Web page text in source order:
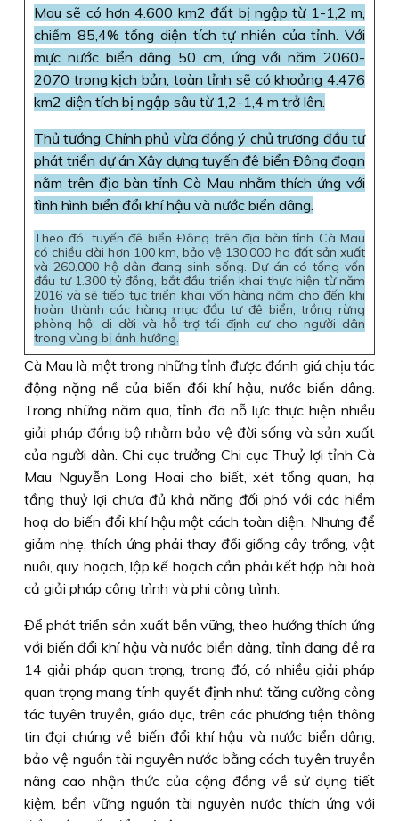
Mau sẽ có hơn 4.600 km2 đất bị ngập từ 1-1,2 m,
chiếm 85,4% tổng diện tích tự nhiên của tỉnh. Với
mực nước biển dâng 50 cm, ứng với năm 2060-
2070 trong kịch bản, toàn tỉnh sẽ có khoảng 4.476
km2 diện tích bị ngập sâu từ 1,2-1,4 m trở lên.
Thủ tướng Chính phủ vừa đồng ý chủ trương đầu tư
phát triển dự án Xây dựng tuyến đê biển Ðông đoạn
nằm trên địa bàn tỉnh Cà Mau nhằm thích ứng với
tình hình biển đổi khí hậu và nước biển dâng.
Theo đó, tuyến đê biển Ðông trên địa bàn tỉnh Cà Mau
có chiều dài hơn 100 km, bảo vệ 130.000 ha đất sản xuất
và 260.000 hộ dân đang sinh sống. Dự án có tổng vốn
đầu tư 1.300 tỷ đồng, bắt đầu triển khai thực hiện từ năm
2016 và sẽ tiếp tục triển khai vốn hàng năm cho đến khi
hoàn thành các hàng mục đầu tư đê biển; trồng rừng
phòng hộ; di dời và hỗ trợ tái định cư cho người dân
trong vùng bị ảnh hưởng.
Cà Mau là một trong những tỉnh được đánh giá chịu tác
động nặng nề của biến đổi khí hậu, nước biển dâng.
Trong những năm qua, tỉnh đã nỗ lực thực hiện nhiều
giải pháp đồng bộ nhằm bảo vệ đời sống và sản xuất
của người dân. Chi cục trưởng Chi cục Thuỷ lợi tỉnh Cà
Mau Nguyễn Long Hoai cho biết, xét tổng quan, hạ
tầng thuỷ lợi chưa đủ khả năng đối phó với các hiểm
hoạ do biến đổi khí hậu một cách toàn diện. Nhưng để
giảm nhẹ, thích ứng phải thay đổi giống cây trồng, vật
nuôi, quy hoạch, lập kế hoạch cần phải kết hợp hài hoà
cả giải pháp công trình và phi công trình.
Ðể phát triển sản xuất bền vững, theo hướng thích ứng
với biến đổi khí hậu và nước biển dâng, tỉnh đang đề ra
14 giải pháp quan trọng, trong đó, có nhiều giải pháp
quan trọng mang tính quyết định như: tăng cường công
tác tuyên truyền, giáo dục, trên các phương tiện thông
tin đại chúng về biến đổi khí hậu và nước biển dâng;
bảo vệ nguồn tài nguyên nước bằng cách tuyên truyền
nâng cao nhận thức của cộng đồng về sử dụng tiết
kiệm, bền vững nguồn tài nguyên nước thích ứng với